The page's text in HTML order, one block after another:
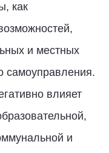
как
и местных
самоуправления.
влияет
и